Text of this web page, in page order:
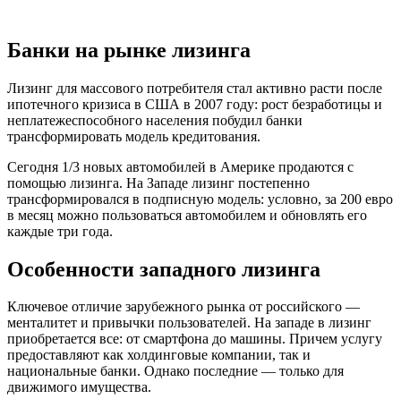
Банки на рынке лизинга
Лизинг для массового потребителя стал активно расти после
ипотечного кризиса в США в 2007 году: рост безработицы и
неплатежеспособного населения побудил банки
трансформировать модель кредитования.
Сегодня 1/3 новых автомобилей в Америке продаются с
помощью лизинга. На Западе лизинг постепенно
трансформировался в подписную модель: условно, за 200 евро
в месяц можно пользоваться автомобилем и обновлять его
каждые три года.
Особенности западного лизинга
Ключевое отличие зарубежного рынка от российского —
менталитет и привычки пользователей. На западе в лизинг
приобретается все: от смартфона до машины. Причем услугу
предоставляют как холдинговые компании, так и
национальные банки. Однако последние — только для
движимого имущества.